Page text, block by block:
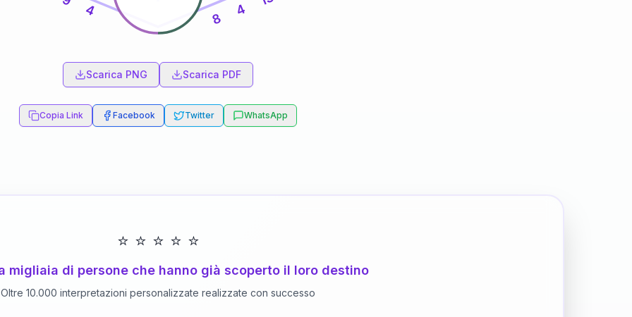
anni
4
8
4
Scarica PNG Scarica PDF
Copia Link Facebook Twitter WhatsApp
⭐ ⭐ ⭐ ⭐ ⭐
migliaia di persone che hanno già scoperto il loro destino
Oltre 10.000 interpretazioni personalizzate realizzate con successo